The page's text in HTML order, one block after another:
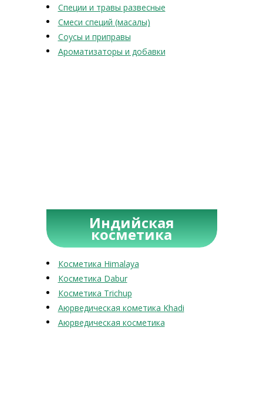
Специи и травы развесные
Смеси специй (масалы)
Соусы и приправы
Ароматизаторы и добавки
Индийская
косметика
Косметика Himalaya
Косметика Dabur
Косметика Trichup
Аюрведическая кометика Khadi
Аюрведическая косметика